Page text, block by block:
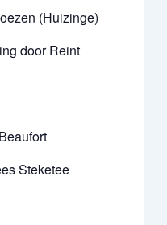
(Huizinge)
door Reint
Steketee